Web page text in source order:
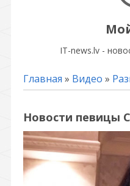
IT-news.lv -
Главная » Видео »
Новости певицы